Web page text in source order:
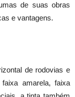
de suas obras
e vantagens.
de rodovias e
amarela, faixa